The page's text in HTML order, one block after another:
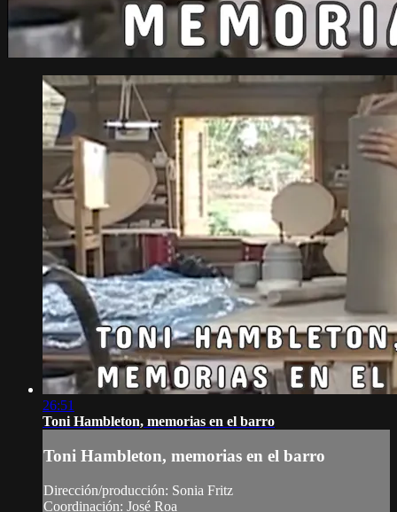
26:51
Toni Hambleton, memorias en el barro
Toni Hambleton, memorias en el barro
Dirección/producción: Sonia Fritz
Coordinación: José Roa